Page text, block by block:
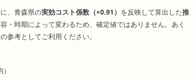
、 青森県の実効コスト係数（×0.91 ） を反映して算出した推
・時期によって変わるため、確定値ではありません。あく
参考としてご利用ください。